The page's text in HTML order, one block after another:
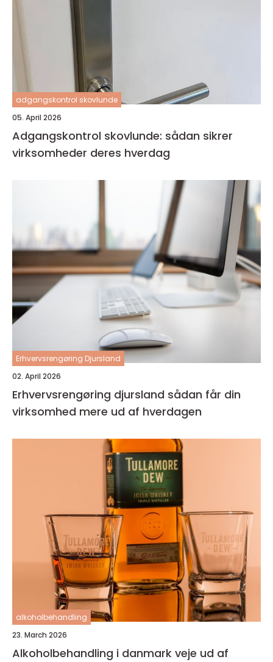
adgangskontrol skovlunde
05. April 2026
Adgangskontrol skovlunde: sådan sikrer
virksomheder deres hverdag
Erhvervsrengøring Djursland
02. April 2026
Erhvervsrengøring djursland sådan får din
virksomhed mere ud af hverdagen
alkoholbehandling
23. March 2026
Alkoholbehandling i danmark veje ud af